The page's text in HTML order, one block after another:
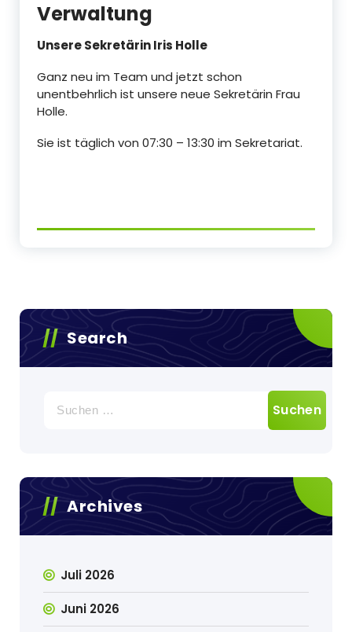
Verwaltung
Unsere Sekretärin Iris Holle
Ganz neu im Team und jetzt schon
unentbehrlich ist unsere neue Sekretärin Frau
Holle.
Sie ist täglich von 07:30 – 13:30 im Sekretariat.
Search
nach:
Archives
Juli 2026
Juni 2026